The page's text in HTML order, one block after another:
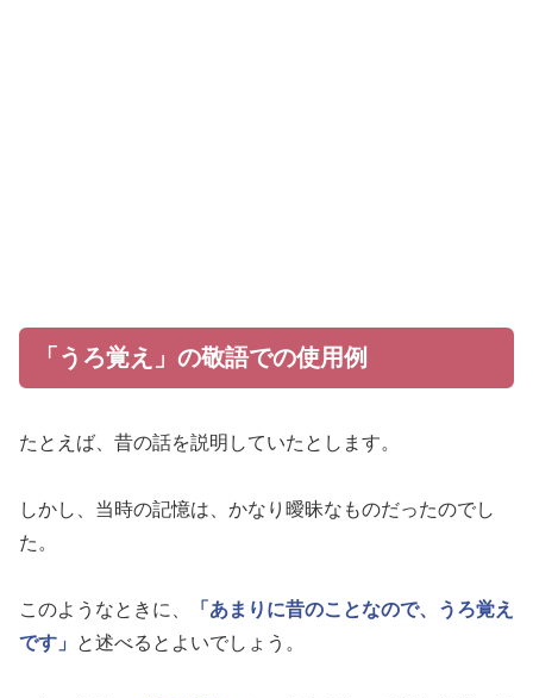
「うろ覚え」の敬語での使用例
たとえば、昔の話を説明していたとします。
しかし、当時の記憶は、かなり曖昧なものだったのでし
た。
このようなときに、
「あまりに昔のことなので、うろ覚え
です」
と述べるとよいでしょう。